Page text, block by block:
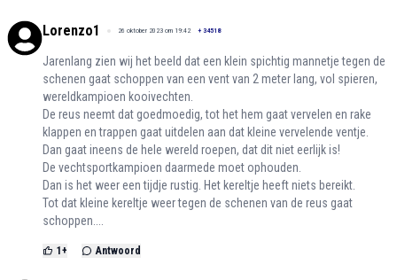
Lorenzo1 26 oktober 2023 om 19:42 + 34518
Jarenlang zien wij het beeld dat een klein spichtig mannetje tegen de
schenen gaat schoppen van een vent van 2 meter lang, vol spieren,
wereldkampioen kooivechten.
De reus neemt dat goedmoedig, tot het hem gaat vervelen en rake
klappen en trappen gaat uitdelen aan dat kleine vervelende ventje.
Dan gaat ineens de hele wereld roepen, dat dit niet eerlijk is!
De vechtsportkampioen daarmede moet ophouden.
Dan is het weer een tijdje rustig. Het kereltje heeft niets bereikt.
Tot dat kleine kereltje weer tegen de schenen van de reus gaat
schoppen....
1 + Antwoord